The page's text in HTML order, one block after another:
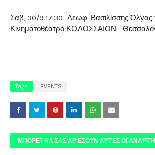
Σαβ, 30/9 17:30- Λεωφ. Βασιλίσσης Όλγας
Κινηματοθέατρο ΚΟΛΟΣΣΑΙΟΝ -
Tags EVENTS
ΜΠΟΡΕΊ ΝΑ ΣΑΣ ΑΡΈΣΟΥΝ ΑΥΤΈΣ ΟΙ